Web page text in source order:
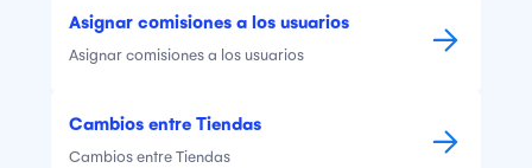
Asignar comisiones a los usuarios
Asignar comisiones a los usuarios
Cambios entre Tiendas
Cambios entre Tiendas